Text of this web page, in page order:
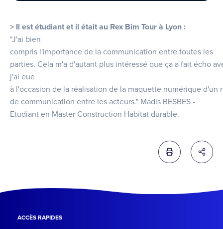
> Il est étudiant et il était au Rex Bim Tour à Lyon :
"J'ai bien
compris l'importance de la communication entre toutes les
parties. Cela m'a d'autant plus intéressé que ça a fait écho
j'ai eue
à l'occasion de la réalisation de la maquette numérique
de communication entre les acteurs." Madis BESBES -
Etudiant en Master Construction Habitat durable.
Imprimer cette
ACCÈS RAPIDES